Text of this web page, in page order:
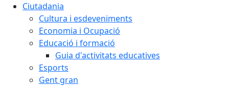
Ciutadania
Cultura i esdeveniments
Economia i Ocupació
Educació i formació
Guia d'activitats educatives
Esports
Gent gran